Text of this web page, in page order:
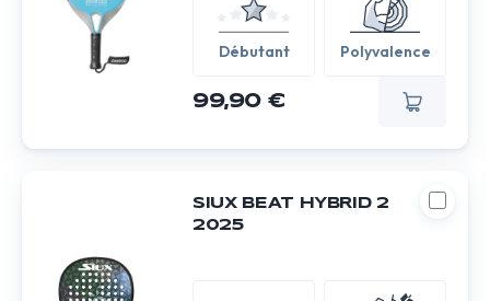
Débutant Polyvalence
99,90 €
SIUX BEAT HYBRID 2
2025